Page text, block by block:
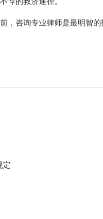
悖的救济途径。
，咨询专业律师是最明智的
定